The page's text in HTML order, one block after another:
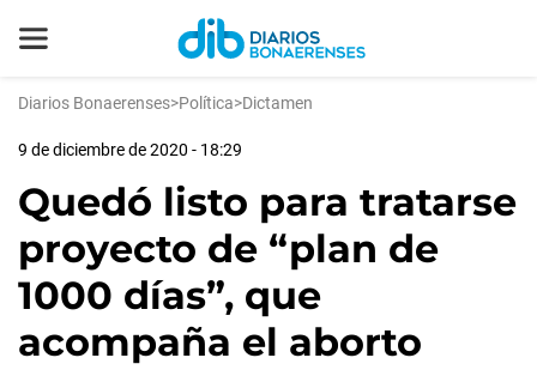
Diarios Bonaerenses>Política>Dictamen
9 de diciembre de 2020 - 18:29
Quedó listo para tratarse
proyecto de “plan de
1000 días”, que
acompaña el aborto